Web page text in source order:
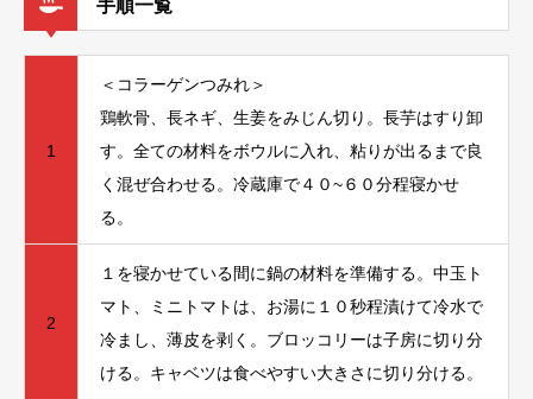
手順一覧
1
＜コラーゲンつみれ＞
鶏軟骨、長ネギ、生姜をみじん切り。長芋はすり卸
す。全ての材料をボウルに入れ、粘りが出るまで良
く混ぜ合わせる。冷蔵庫で４０~６０分程寝かせ
る。
2
１を寝かせている間に鍋の材料を準備する。中玉ト
マト、ミニトマトは、お湯に１０秒程漬けて冷水で
冷まし、薄皮を剥く。ブロッコリーは子房に切り分
ける。キャベツは食べやすい大きさに切り分ける。